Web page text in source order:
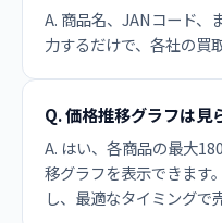
A. 商品名、JANコード、
力するだけで、各社の買
Q. 価格推移グラフは見
A. はい、各商品の最大
移グラフを表示できます
し、最適なタイミングで